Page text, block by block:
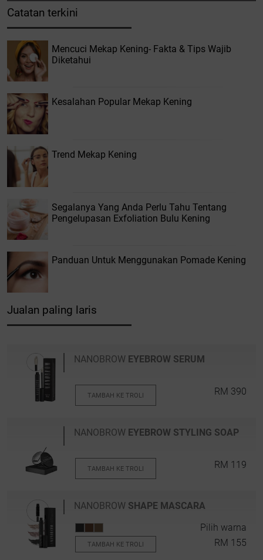
Catatan terkini
Mencuci Mekap Kening- Fakta & Tips Wajib
Diketahui
Kesalahan Popular Mekap Kening
Trend Mekap Kening
Segalanya Yang Anda Perlu Tahu Tentang
Pengelupasan Exfoliation Bulu Kening
Panduan Untuk Menggunakan Pomade Kening
Jualan paling laris
NANOBROW EYEBROW SERUM
TAMBAH KE TROLI RM 390
NANOBROW EYEBROW STYLING SOAP
TAMBAH KE TROLI RM 119
NANOBROW SHAPE MASCARA
Pilih warna
TAMBAH KE TROLI RM 155